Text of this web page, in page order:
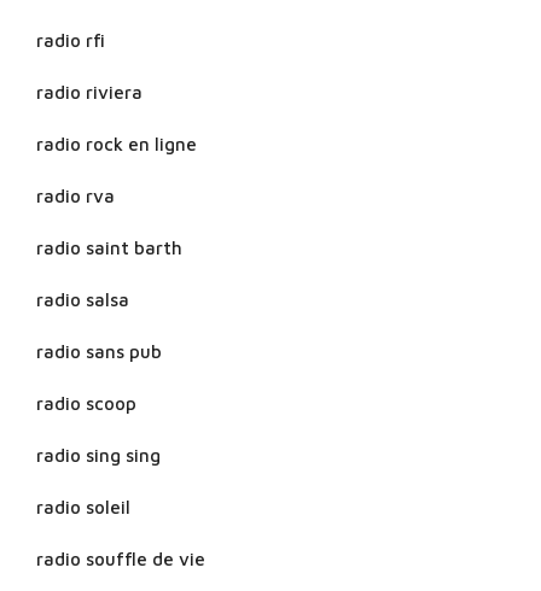
radio rfi
radio riviera
radio rock en ligne
radio rva
radio saint barth
radio salsa
radio sans pub
radio scoop
radio sing sing
radio soleil
radio souffle de vie